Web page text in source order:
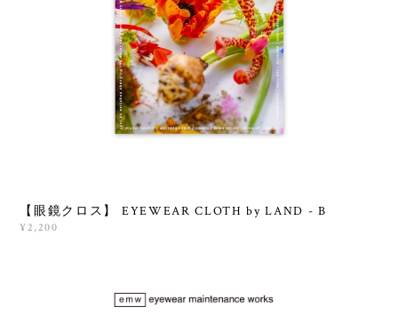
【眼鏡クロス】 EYEWEAR CLOTH by LAND - B
¥2,200